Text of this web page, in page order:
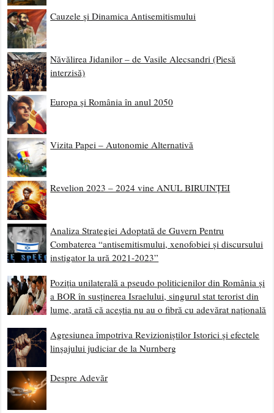
Cauzele și Dinamica Antisemitismului
Năvălirea Jidanilor – de Vasile Alecsandri (Piesă
interzisă)
Europa și România în anul 2050
Vizita Papei – Autonomie Alternativă
Revelion 2023 – 2024 vine ANUL BIRUINȚEI
Analiza Strategiei Adoptată de Guvern Pentru
Combaterea “antisemitismului, xenofobiei și discursului
instigator la ură 2021-2023”
Poziția unilaterală a pseudo politicienilor din România și
a BOR în susținerea Israelului, singurul stat terorist din
lume, arată că aceștia nu au o fibră cu adevărat națională
Agresiunea împotriva Revizioniștilor Istorici și efectele
linșajului judiciar de la Nurnberg
Despre Adevăr